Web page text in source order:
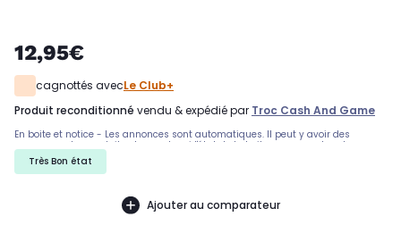
12,95€
cagnottés avecLe Club+
produit reconditionné vendu & expédié par Troc Cash And Game
En boite et notice - Les annonces sont automatiques. Il peut y avoir des
rayures sur les produits, demandez si l'état de la boite par exemple est
important. Nous ne pouvons pas tout detailler
Très Bon état
Ajouter au comparateur